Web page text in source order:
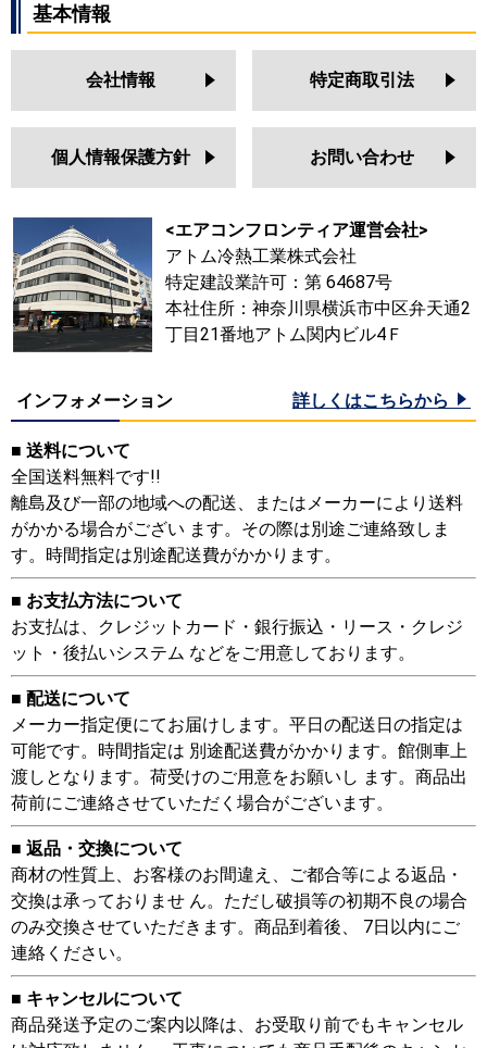
基本情報
会社情報 特定商取引法
個人情報保護方針 お問い合わせ
<エアコンフロンティア運営会社>
アトム冷熱工業株式会社
特定建設業許可：第 64687号
本社住所：神奈川県横浜市中区弁天通2
丁目21番地アトム関内ビル4Ｆ
インフォメーション 詳しくはこちらから
■ 送料について
全国送料無料です!!
離島及び一部の地域への配送、またはメーカーにより送料
がかかる場合がござい ます。その際は別途ご連絡致しま
す。時間指定は別途配送費がかかります。
■ お支払方法について
お支払は、クレジットカード・銀行振込・リース・クレジ
ット・後払いシステム などをご用意しております。
■ 配送について
メーカー指定便にてお届けします。平日の配送日の指定は
可能です。時間指定は 別途配送費がかかります。館側車上
渡しとなります。荷受けのご用意をお願いし ます。商品出
荷前にご連絡させていただく場合がございます。
■ 返品・交換について
商材の性質上、お客様のお間違え、ご都合等による返品・
交換は承っておりませ ん。ただし破損等の初期不良の場合
のみ交換させていただきます。商品到着後、 7日以内にご
連絡ください。
■ キャンセルについて
商品発送予定のご案内以降は、お受取り前でもキャンセル